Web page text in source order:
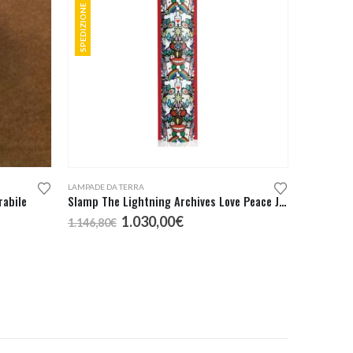
LAMPADE DA TERRA
Slamp The Lightning Archives Love Peace Joy Terra
1.146,80€ Il
prezzo
1.030,00€Il